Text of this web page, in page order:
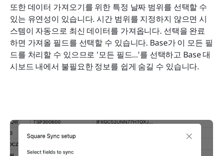
또한 데이터 가져오기를 위한 특정 날짜 범위를 선택할 수
있는 유연성이 있습니다. 시간 범위를 지정하지 않으면 시
스템이 자동으로 최신 데이터를 가져옵니다. 선택을 완료
하면 가져올 필드를 선택할 수 있습니다. Base가 이 모든 필
드를 처리할 수 있으므로 '모든 필드...'를 선택하고 Base 대
시보드 내에서 불필요한 정보를 쉽게 숨길 수 있습니다.